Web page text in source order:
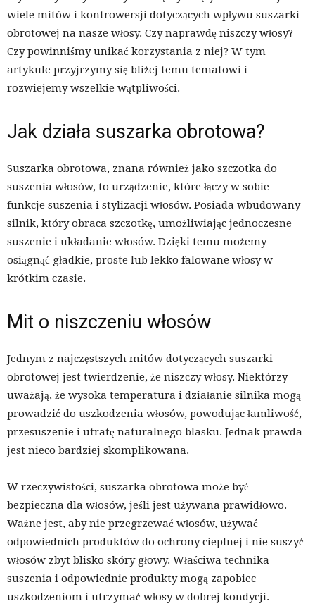
wiele mitów i kontrowersji dotyczących wpływu suszarki
obrotowej na nasze włosy. Czy naprawdę niszczy włosy?
Czy powinniśmy unikać korzystania z niej? W tym
artykule przyjrzymy się bliżej temu tematowi i
rozwiejemy wszelkie wątpliwości.
Jak działa suszarka obrotowa?
Suszarka obrotowa, znana również jako szczotka do
suszenia włosów, to urządzenie, które łączy w sobie
funkcje suszenia i stylizacji włosów. Posiada wbudowany
silnik, który obraca szczotkę, umożliwiając jednoczesne
suszenie i układanie włosów. Dzięki temu możemy
osiągnąć gładkie, proste lub lekko falowane włosy w
krótkim czasie.
Mit o niszczeniu włosów
Jednym z najczęstszych mitów dotyczących suszarki
obrotowej jest twierdzenie, że niszczy włosy. Niektórzy
uważają, że wysoka temperatura i działanie silnika mogą
prowadzić do uszkodzenia włosów, powodując łamliwość,
przesuszenie i utratę naturalnego blasku. Jednak prawda
jest nieco bardziej skomplikowana.
W rzeczywistości, suszarka obrotowa może być
bezpieczna dla włosów, jeśli jest używana prawidłowo.
Ważne jest, aby nie przegrzewać włosów, używać
odpowiednich produktów do ochrony cieplnej i nie suszyć
włosów zbyt blisko skóry głowy. Właściwa technika
suszenia i odpowiednie produkty mogą zapobiec
uszkodzeniom i utrzymać włosy w dobrej kondycji.